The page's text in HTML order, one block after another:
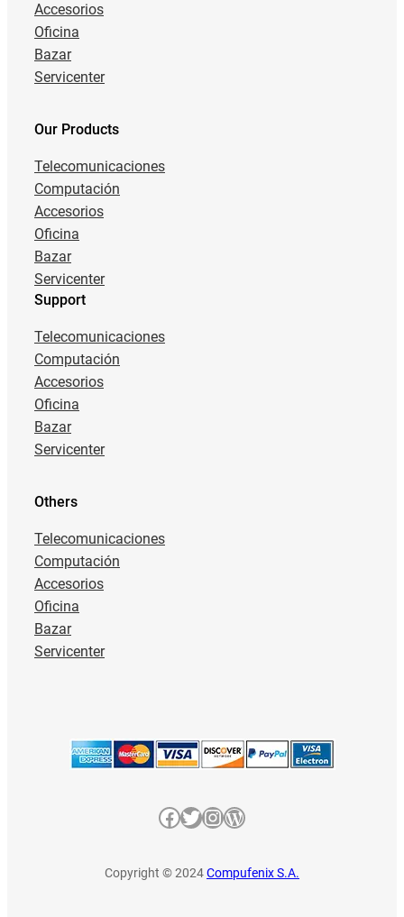
Accesorios
Oficina
Bazar
Servicenter
Our Products
Telecomunicaciones
Computación
Accesorios
Oficina
Bazar
Servicenter
Support
Telecomunicaciones
Computación
Accesorios
Oficina
Bazar
Servicenter
Others
Telecomunicaciones
Computación
Accesorios
Oficina
Bazar
Servicenter
Facebook
Twitter
Instagram
WordPress
Copyright © 2024Compufenix S.A.